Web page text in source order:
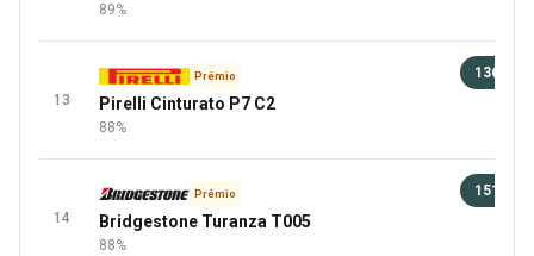
89%
13
Prémio
Pirelli Cinturato P7 C2
88%
136 €
14
Prémio
Bridgestone Turanza T005
88%
151 €